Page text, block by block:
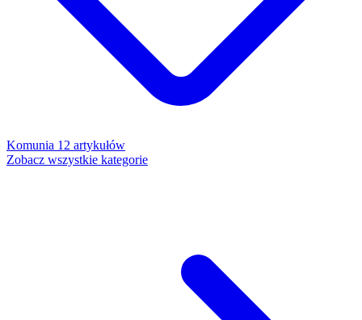
Komunia 12 artykułów
Zobacz wszystkie kategorie